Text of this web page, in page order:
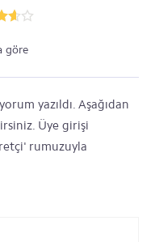
göre
yazıldı. Aşağıdan
Üye girişi
rumuzuyla